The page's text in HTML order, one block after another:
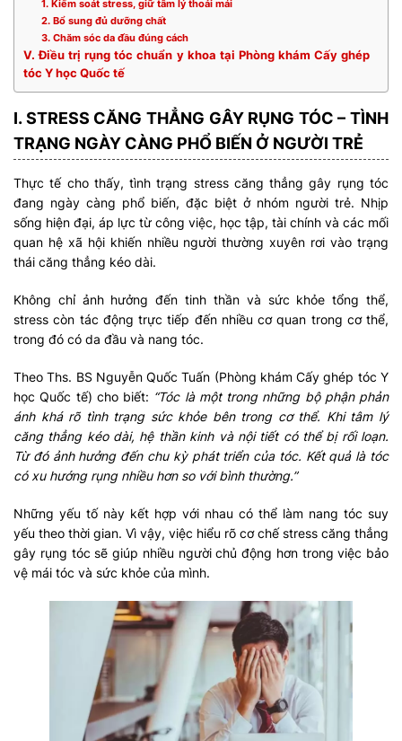
1. Kiểm soát stress, giữ tâm lý thoải mái
2. Bổ sung đủ dưỡng chất
3. Chăm sóc da đầu đúng cách
V. Điều trị rụng tóc chuẩn y khoa tại Phòng khám Cấy ghép
tóc Y học Quốc tế
I. STRESS CĂNG THẲNG GÂY RỤNG TÓC – TÌNH
TRẠNG NGÀY CÀNG PHỔ BIẾN Ở NGƯỜI TRẺ
Thực tế cho thấy, tình trạng stress căng thẳng gây rụng tóc
đang ngày càng phổ biến, đặc biệt ở nhóm người trẻ. Nhịp
sống hiện đại, áp lực từ công việc, học tập, tài chính và các mối
quan hệ xã hội khiến nhiều người thường xuyên rơi vào trạng
thái căng thẳng kéo dài.
Không chỉ ảnh hưởng đến tinh thần và sức khỏe tổng thể,
stress còn tác động trực tiếp đến nhiều cơ quan trong cơ thể,
trong đó có da đầu và nang tóc.
Theo Ths. BS Nguyễn Quốc Tuấn (Phòng khám Cấy ghép tóc Y
học Quốc tế) cho biết: “Tóc là một trong những bộ phận phản
ánh khá rõ tình trạng sức khỏe bên trong cơ thể. Khi tâm lý
căng thẳng kéo dài, hệ thần kinh và nội tiết có thể bị rối loạn.
Từ đó ảnh hưởng đến chu kỳ phát triển của tóc. Kết quả là tóc
có xu hướng rụng nhiều hơn so với bình thường.”
Những yếu tố này kết hợp với nhau có thể làm nang tóc suy
yếu theo thời gian. Vì vậy, việc hiểu rõ cơ chế stress căng thẳng
gây rụng tóc sẽ giúp nhiều người chủ động hơn trong việc bảo
vệ mái tóc và sức khỏe của mình.